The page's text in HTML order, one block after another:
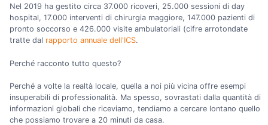
Nel 2019 ha gestito circa 37.000 ricoveri, 25.000 sessioni di day
hospital, 17.000 interventi di chirurgia maggiore, 147.000 pazienti di
pronto soccorso e 426.000 visite ambulatoriali (cifre arrotondate
tratte dal rapporto annuale dell'ICS.
Perché racconto tutto questo?
Perché a volte la realtà locale, quella a noi più vicina offre esempi
insuperabili di professionalità. Ma spesso, sovrastati dalla quantità di
informazioni globali che riceviamo, tendiamo a cercare lontano quello
che possiamo trovare a 20 minuti da casa.